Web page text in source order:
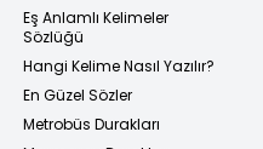
Eş Anlamlı Kelimeler
Sözlüğü
Hangi Kelime Nasıl Yazılır?
En Güzel Sözler
Metrobüs Durakları